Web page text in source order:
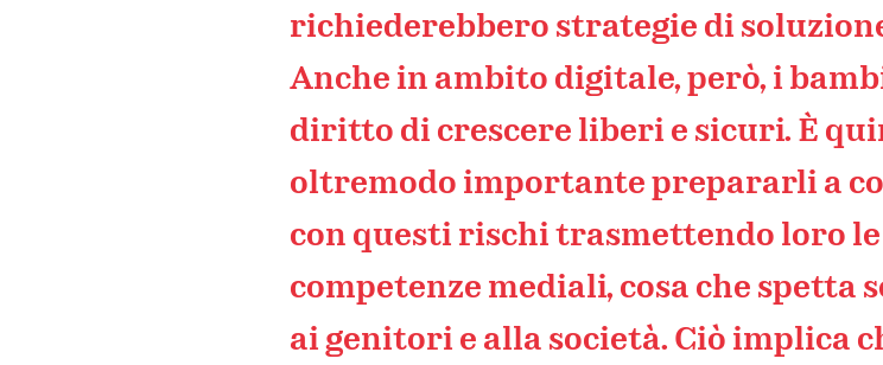
richiederebbero strategie di
Anche in ambito digitale, però, i
diritto di crescere liberi e sicuri. È
oltremodo importante prepararli a
con questi rischi trasmettendo loro
competenze mediali, cosa che spetta
ai genitori e alla società. Ciò implica